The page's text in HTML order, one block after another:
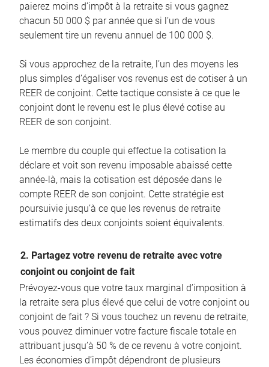
paierez moins d’impôt à la retraite si vous gagnez
chacun 50 000 $ par année que si l’un de vous
seulement tire un revenu annuel de 100 000 $.
Si vous approchez de la retraite, l’un des moyens les
plus simples d’égaliser vos revenus est de cotiser à un
REER de conjoint. Cette tactique consiste à ce que le
conjoint dont le revenu est le plus élevé cotise au
REER de son conjoint.
Le membre du couple qui effectue la cotisation la
déclare et voit son revenu imposable abaissé cette
année-là, mais la cotisation est déposée dans le
compte REER de son conjoint. Cette stratégie est
poursuivie jusqu’à ce que les revenus de retraite
estimatifs des deux conjoints soient équivalents.
2. Partagez votre revenu de retraite avec votre
conjoint ou conjoint de fait
Prévoyez-vous que votre taux marginal d’imposition à
la retraite sera plus élevé que celui de votre conjoint ou
conjoint de fait ? Si vous touchez un revenu de retraite,
vous pouvez diminuer votre facture fiscale totale en
attribuant jusqu’à 50 % de ce revenu à votre conjoint.
Les économies d’impôt dépendront de plusieurs